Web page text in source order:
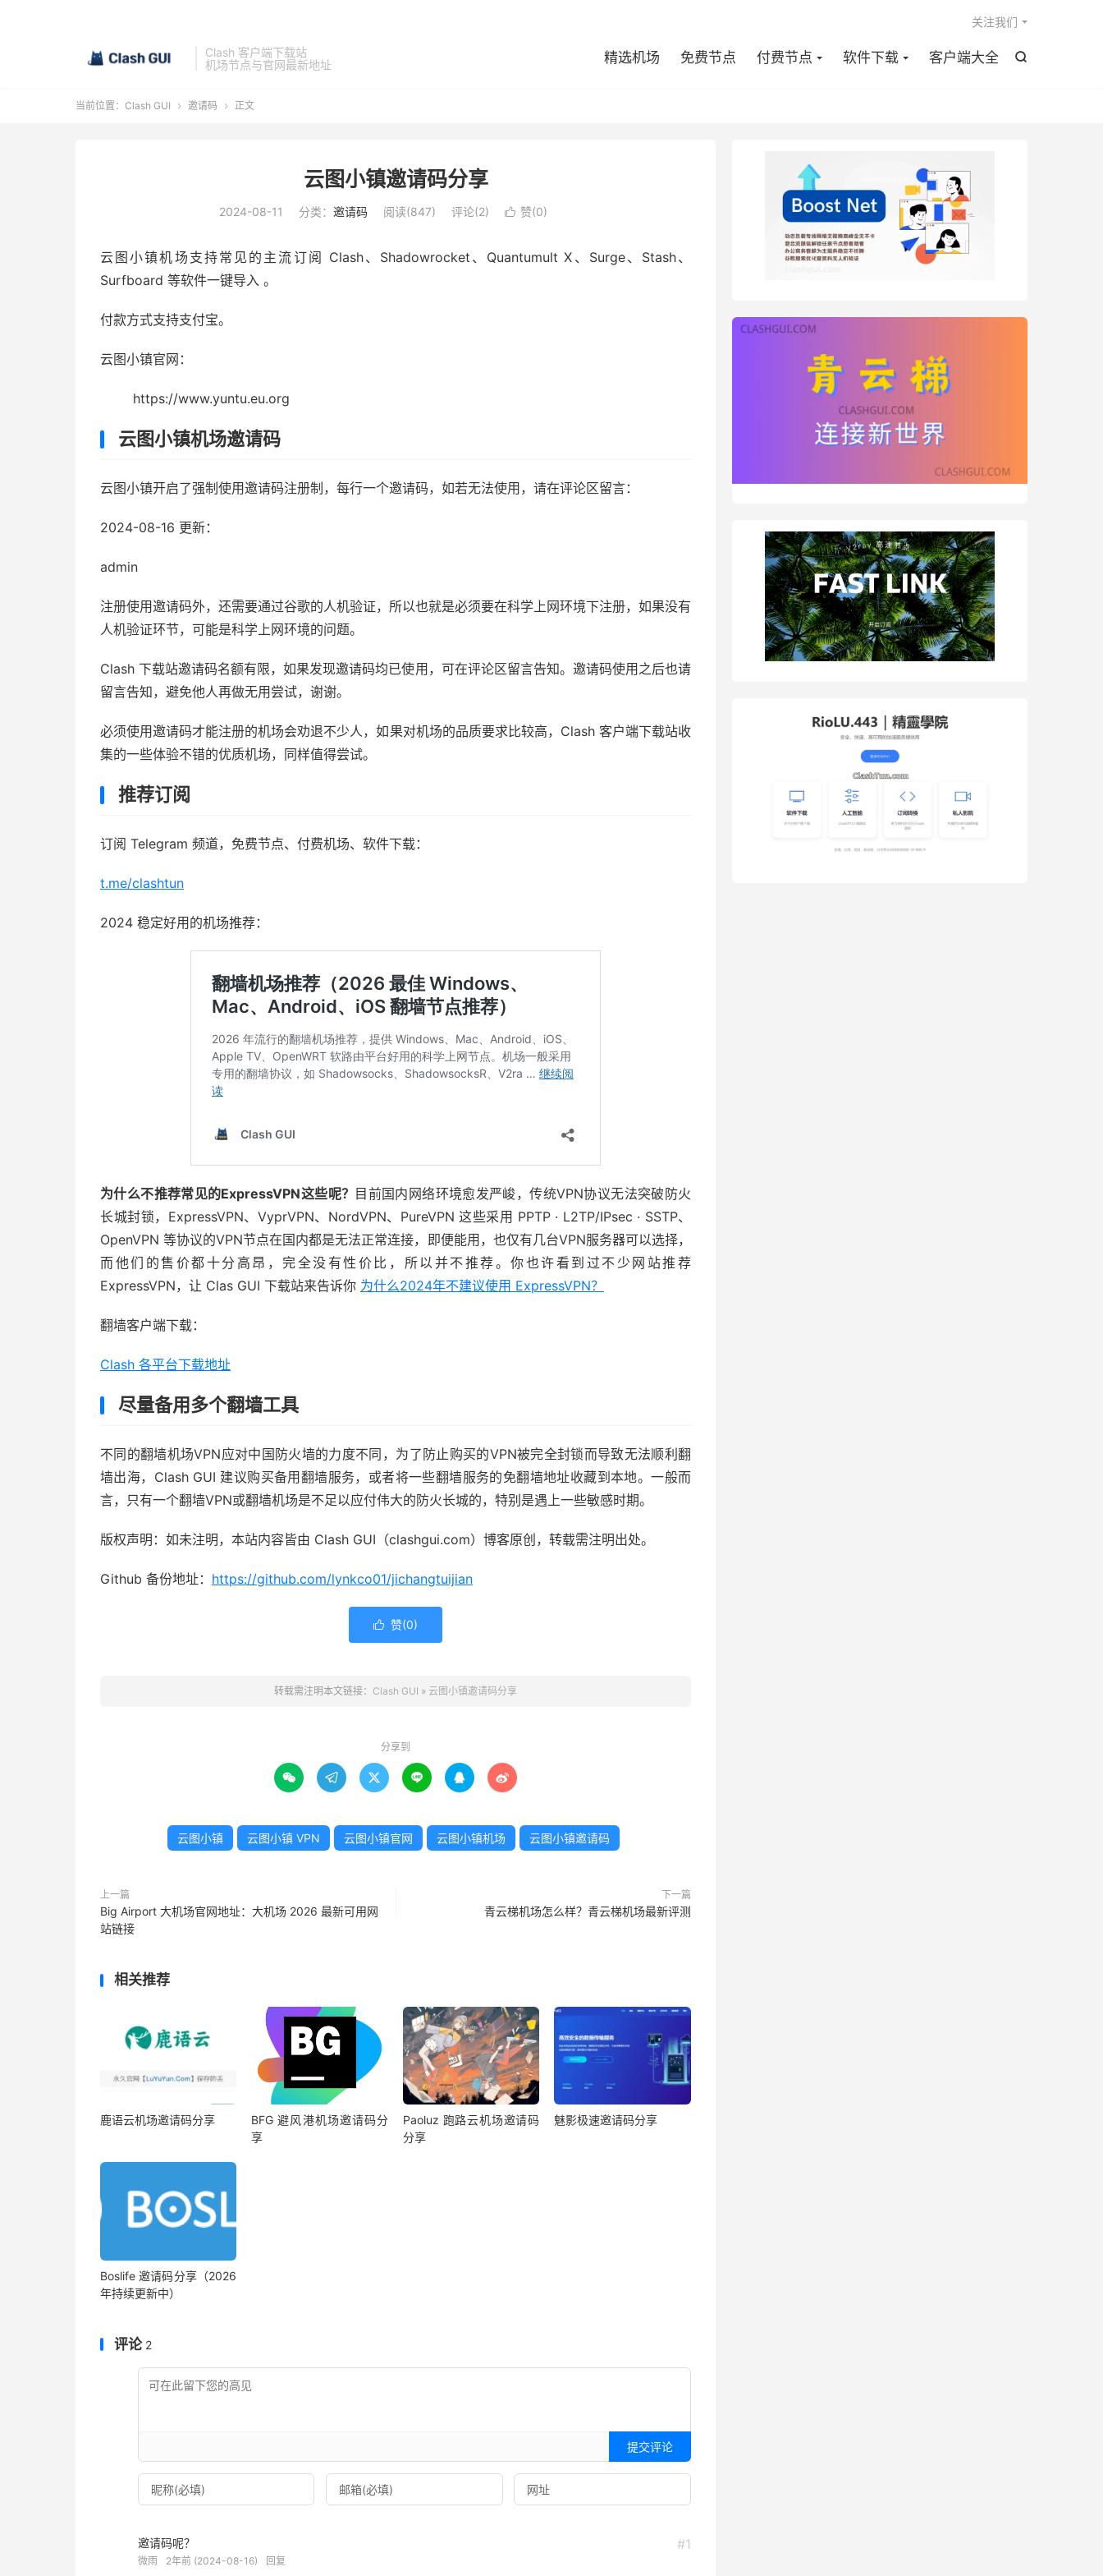
Clash 客户端下载站
机场节点与官网最新地址

精选机场 免费节点 付费节点 软件下载 客户端大全
关注我们
当前位置： Clash GUI  邀请码  正文
云图小镇邀请码分享
2024-08-11 分类： 邀请码 阅读(847) 评论(2)  赞(0)
云图小镇机场支持常见的主流订阅 Clash、Shadowrocket、Quantumult X、Surge、Stash、
Surfboard 等软件一键导入 。
付款方式支持支付宝。
云图小镇官网：
https://www.yuntu.eu.org
云图小镇机场邀请码
云图小镇开启了强制使用邀请码注册制，每行一个邀请码，如若无法使用，请在评论区留言：
2024-08-16 更新：
admin
注册使用邀请码外，还需要通过谷歌的人机验证，所以也就是必须要在科学上网环境下注册，如果没有
人机验证环节，可能是科学上网环境的问题。
Clash 下载站邀请码名额有限，如果发现邀请码均已使用，可在评论区留言告知。邀请码使用之后也请
留言告知，避免他人再做无用尝试，谢谢。
必须使用邀请码才能注册的机场会劝退不少人，如果对机场的品质要求比较高，Clash 客户端下载站收
集的一些体验不错的优质机场，同样值得尝试。
推荐订阅
订阅 Telegram 频道，免费节点、付费机场、软件下载：
t.me/clashtun
2024 稳定好用的机场推荐：
为什么不推荐常见的ExpressVPN这些呢？ 目前国内网络环境愈发严峻，传统VPN协议无法突破防火
长城封锁，ExpressVPN、VyprVPN、NordVPN、PureVPN 这些采用 ‎PPTP · ‎L2TP/IPsec · ‎SSTP、
OpenVPN 等协议的VPN节点在国内都是无法正常连接，即便能用，也仅有几台VPN服务器可以选择，
而他们的售价都十分高昂，完全没有性价比，所以并不推荐。你也许看到过不少网站推荐
ExpressVPN，让 Clas GUI 下载站来告诉你 为什么2024年不建议使用 ExpressVPN？
翻墙客户端下载：
Clash 各平台下载地址
尽量备用多个翻墙工具
不同的翻墙机场VPN应对中国防火墙的力度不同，为了防止购买的VPN被完全封锁而导致无法顺利翻
墙出海，Clash GUI 建议购买备用翻墙服务，或者将一些翻墙服务的免翻墙地址收藏到本地。一般而
言，只有一个翻墙VPN或翻墙机场是不足以应付伟大的防火长城的，特别是遇上一些敏感时期。
版权声明：如未注明，本站内容皆由 Clash GUI（clashgui.com）博客原创，转载需注明出处。
Github 备份地址： https://github.com/lynkco01/jichangtuijian
 赞(0)
转载需注明本文链接： Clash GUI » 云图小镇邀请码分享
分享到
     
云图小镇 云图小镇 VPN 云图小镇官网 云图小镇机场 云图小镇邀请码
上一篇
Big Airport 大机场官网地址：大机场 2026 最新可用网
站链接
下一篇
青云梯机场怎么样？青云梯机场最新评测
相关推荐
鹿语云机场邀请码分享
BFG 避风港机场邀请码分
享
Paoluz 跑路云机场邀请码
分享
魅影极速邀请码分享
Boslife 邀请码分享（2026
年持续更新中）
评论 2
提交评论
#1
邀请码呢？
微雨 2年前 (2024-08-16) 回复